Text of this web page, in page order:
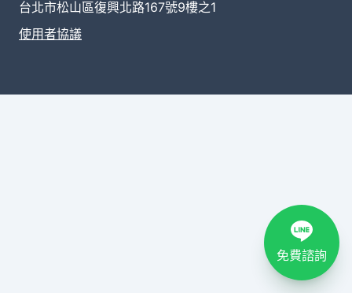
台北市松山區復興北路167號9樓之1
使用者協議
免費諮詢